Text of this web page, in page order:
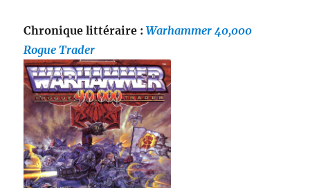
Chronique littéraire :Warhammer 40,000
Rogue Trader